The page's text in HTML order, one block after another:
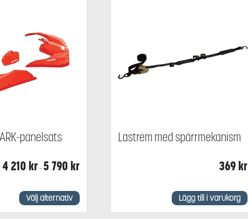
panelsats
4 210 kr–5 790 krPrisintervall:
790 kr
Välj alternativ
Lastrem med spärrmekanism
369kr
Lägg till i varukorg